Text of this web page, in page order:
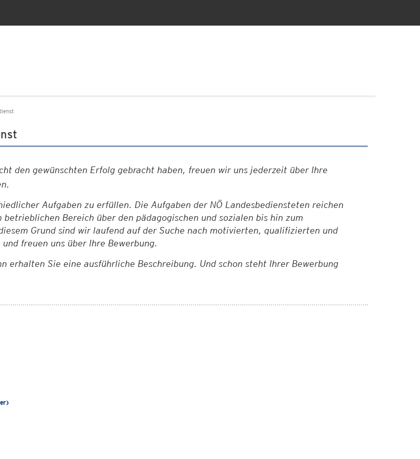
den gewünschten Erfolg gebracht haben, freuen wir uns jederzeit über Ihre
Aufgaben zu erfüllen. Die Aufgaben der NÖ Landesbediensteten reichen
Bereich über den pädagogischen und sozialen bis hin zum
Grund sind wir laufend auf der Suche nach motivierten, qualifizierten und
freuen uns über Ihre Bewerbung.
erhalten Sie eine ausführliche Beschreibung. Und schon steht Ihrer Bewerbung